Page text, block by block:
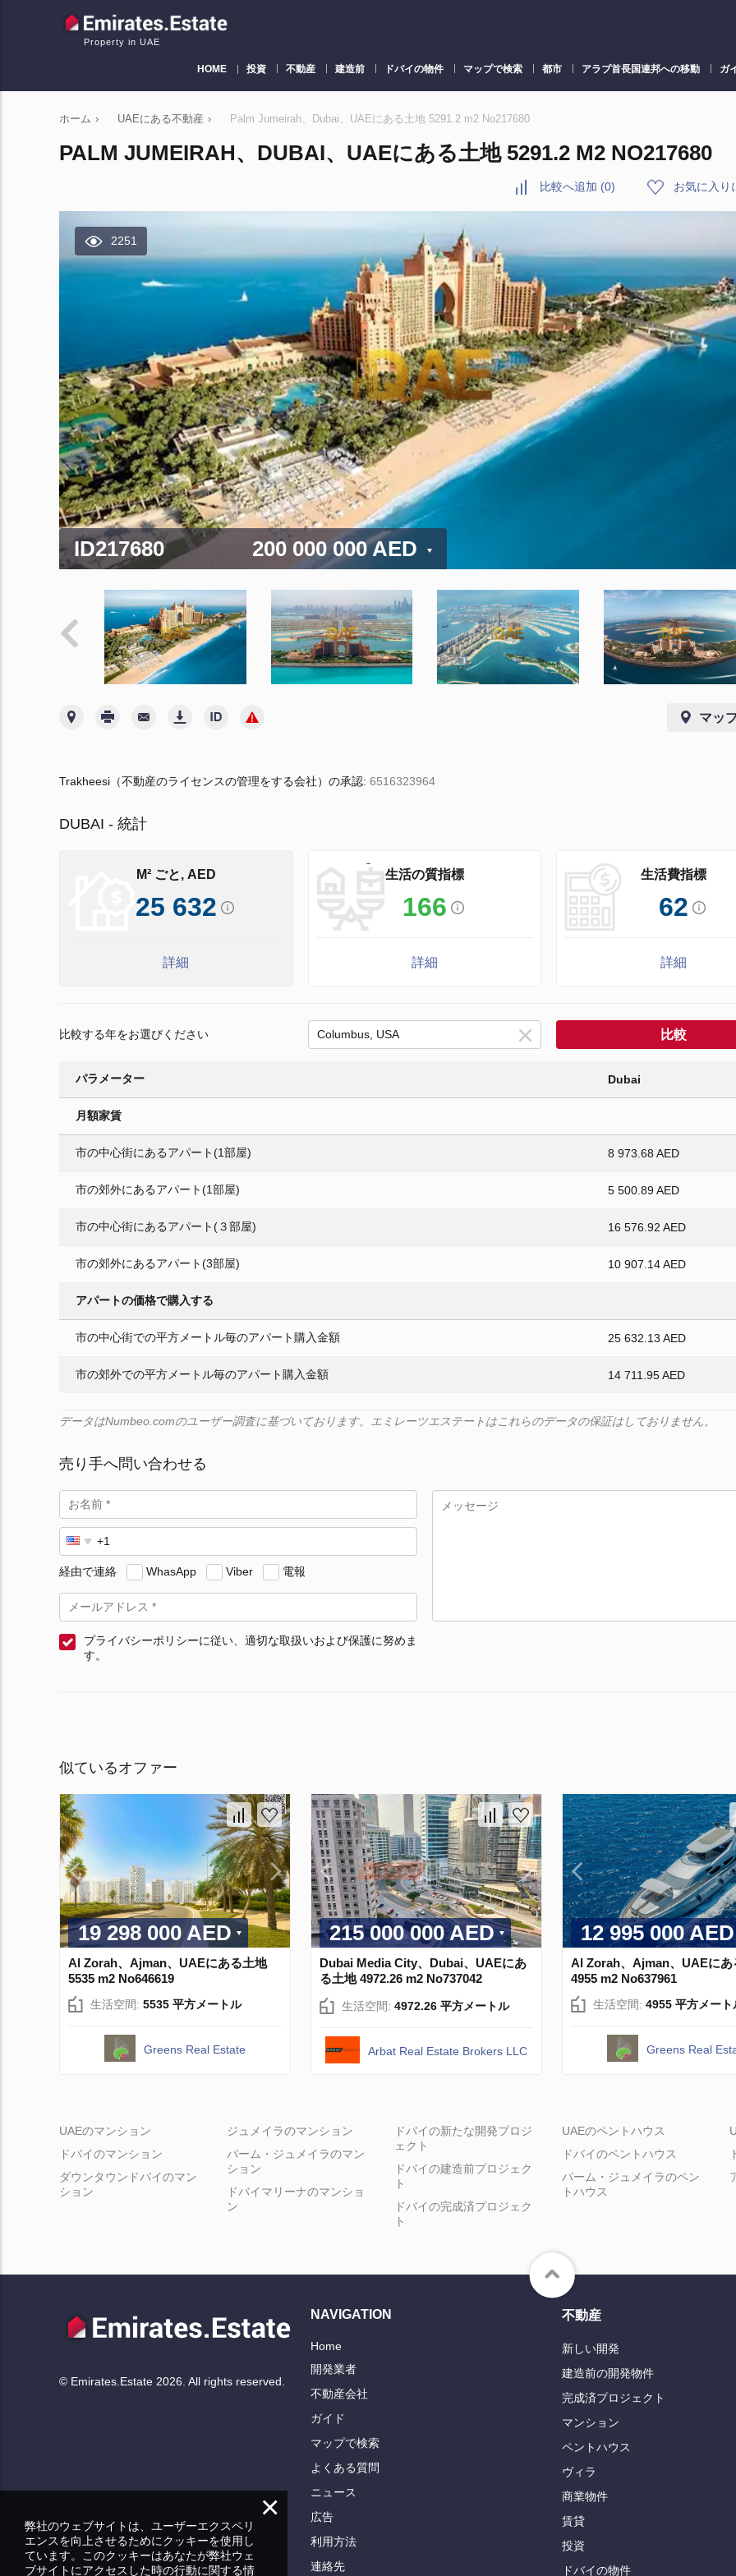
Property in UAE
HOME 投資 不動産 建造前 ドバイの物件 マップで検索 都市 アラブ首長国連邦への移動 ガ
ホーム › UAEにある不動産 › Palm Jumeirah、Dubai、UAEにある土地 5291.2 m2 No217680
PALM JUMEIRAH、DUBAI、UAEにある土地 5291.2 M2 NO217680
比較へ追加 (0) お気に入り
2251
ID217680 200 000 000 AED
マッ
Trakheesi（不動産のライセンスの管理をする会社）の承認: 6516323964
DUBAI - 統計
M² ごと, AED
25 632
詳細
生活の質指標
166
詳細
生活費指標
62
詳細
比較する年をお選びください 比較
パラメーター Dubai
月額家賃
市の中心街にあるアパート(1部屋) 8 973.68 AED
市の郊外にあるアパート(1部屋) 5 500.89 AED
市の中心街にあるアパート(３部屋) 16 576.92 AED
市の郊外にあるアパート(3部屋) 10 907.14 AED
アパートの価格で購入する
市の中心街での平方メートル毎のアパート購入金額 25 632.13 AED
市の郊外での平方メートル毎のアパート購入金額 14 711.95 AED
データはNumbeo.comのユーザー調査に基づいております。エミレーツエステートはこれらのデータの保証はしておりません。
売り手へ問い合わせる
経由で連絡 WhasApp Viber 電報
プライバシーポリシーに従い、適切な取扱いおよび保護に努めま
す。
似ているオファー
19 298 000 AED
Al Zorah、Ajman、UAEにある土地
5535 m2 No646619
生活空間: 5535 平方メートル
Greens Real Estate
215 000 000 AED
Dubai Media City、Dubai、UAEにあ
る土地 4972.26 m2 No737042
生活空間: 4972.26 平方メートル
Arbat Real Estate Brokers LLC
12 995 000 AED
Al Zorah、Ajman、UAEにあ
4955 m2 No637961
生活空間: 4955 平方メート
Greens Real
UAEのマンション
ドバイのマンション
ダウンタウンドバイのマン
ション
ジュメイラのマンション
パーム・ジュメイラのマン
ション
ドバイマリーナのマンショ
ン
ドバイの新たな開発プロジ
ェクト
ドバイの建造前プロジェク
ト
ドバイの完成済プロジェク
ト
UAEのペントハウス
ドバイのペントハウス
パーム・ジュメイラのペン
トハウス
© Emirates.Estate 2026. All rights reserved.
NAVIGATION
Home
開発業者
不動産会社
ガイド
マップで検索
よくある質問
ニュース
広告
利用方法
連絡先
不動産
新しい開発
建造前の開発物件
完成済プロジェクト
マンション
ペントハウス
ヴィラ
商業物件
賃貸
投資
ドバイの物件
×
弊社のウェブサイトは、ユーザーエクスペリ
エンスを向上させるためにクッキーを使用し
ています。このクッキーはあなたが弊社ウェ
ブサイトにアクセスした時の行動に関する情